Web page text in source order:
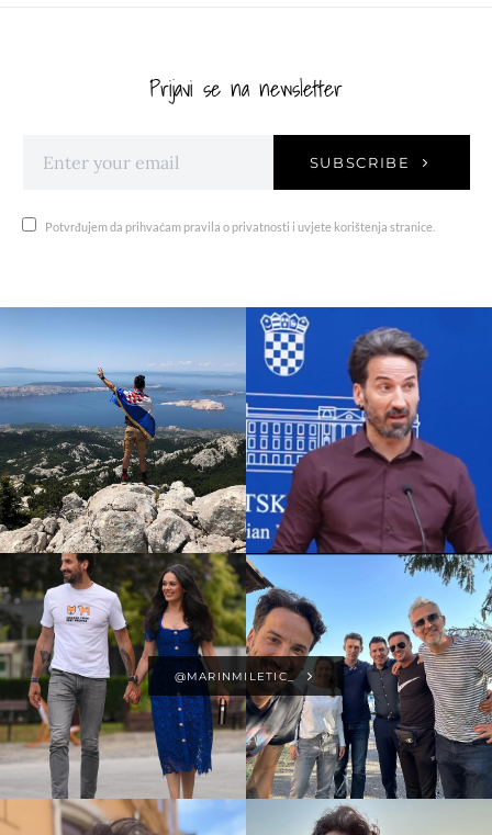
Prijavi se na newsletter
SUBSCRIBE
Potvrđujem da prihvaćam pravila o privatnosti i uvjete korištenja stranice.
@MARINMILETIC_